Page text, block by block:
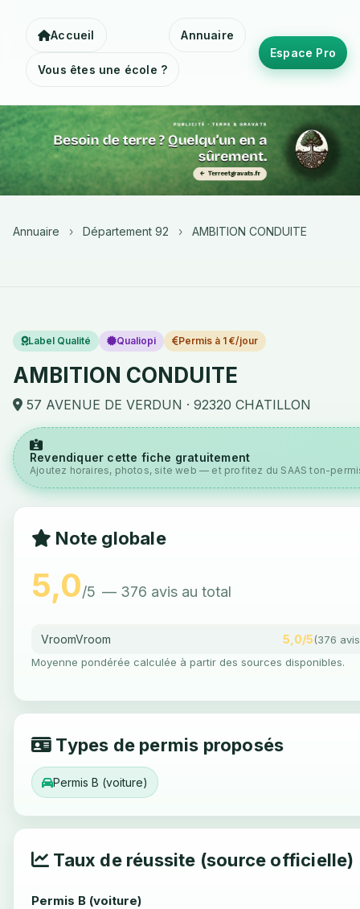
Accueil Annuaire
Vous êtes une école ?
Espace Pro
Annuaire › Département 92 › AMBITION CONDUITE
Label Qualité Qualiopi Permis à 1 €/jour
AMBITION CONDUITE
57 AVENUE DE VERDUN · 92320 CHATILLON
Revendiquer cette fiche gratuitement
Ajoutez horaires, photos, site web — et profitez du SAAS ton-
Note globale
5,0/5 — 376 avis au total
VroomVroom 5,0/5(376
Moyenne pondérée calculée à partir des sources disponibles.
Types de permis proposés
Permis B (voiture)
Taux de réussite (source officielle)
Permis B (voiture)